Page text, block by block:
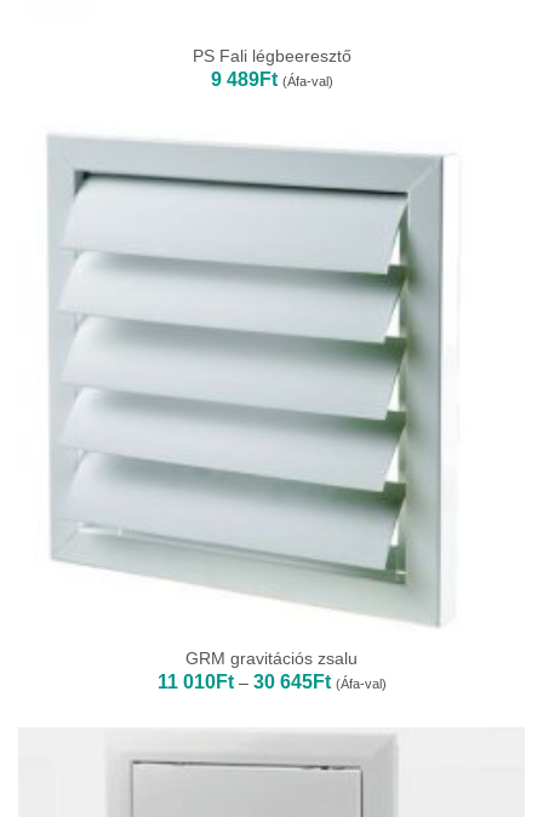
PS Fali légbeeresztő
9 489Ft (Áfa-val)
GRM gravitációs zsalu
11 010Ft – 30 645FtÁrtartomány:
11
(Áfa-val)